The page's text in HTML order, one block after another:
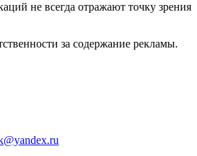
не всегда отражают точку зрения
за содержание рекламы.